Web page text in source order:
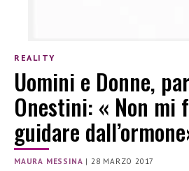
REALITY
Uomini e Donne,
Onestini: « Non mi
guidare
MAURA MESSINA | 28 MARZO 2017